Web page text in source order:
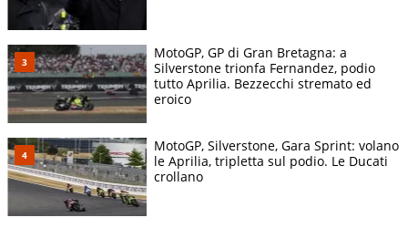
MotoGP, GP di Gran Bretagna: a
Silverstone trionfa Fernandez, podio
tutto Aprilia. Bezzecchi stremato ed
eroico
MotoGP, Silverstone, Gara Sprint: volano
le Aprilia, tripletta sul podio. Le Ducati
crollano